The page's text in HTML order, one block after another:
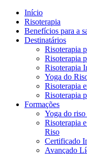
Início
Risoterapia
Benefícios para a
Destinatários
Risoterapia
Risoterapia
Risoterapia
Yoga do
Risoterapia
Risoterapia
Formações
Yoga do
Risoterapia
Riso
Certificado
Avançado